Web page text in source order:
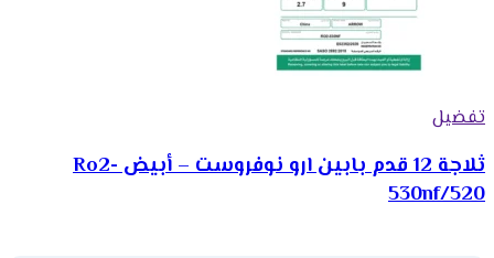
تفضيل
ثلاجة 12 قدم بابين ارو نوفروست – أبيض Ro2-
530nf/520